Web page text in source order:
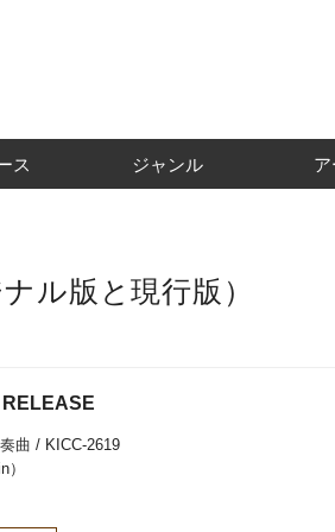
ス ジャンル
ル版と現行版）
曲 / KICC-2619